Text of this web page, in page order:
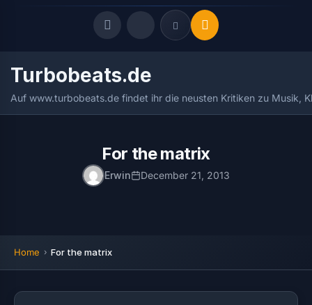
Quick Links
LATEST UPDATES
Turbobeats.de
Auf www.turbobeats.de findet ihr die neusten Kritiken zu Musik,
For the matrix
Erwin December 21, 2013
Home For the matrix